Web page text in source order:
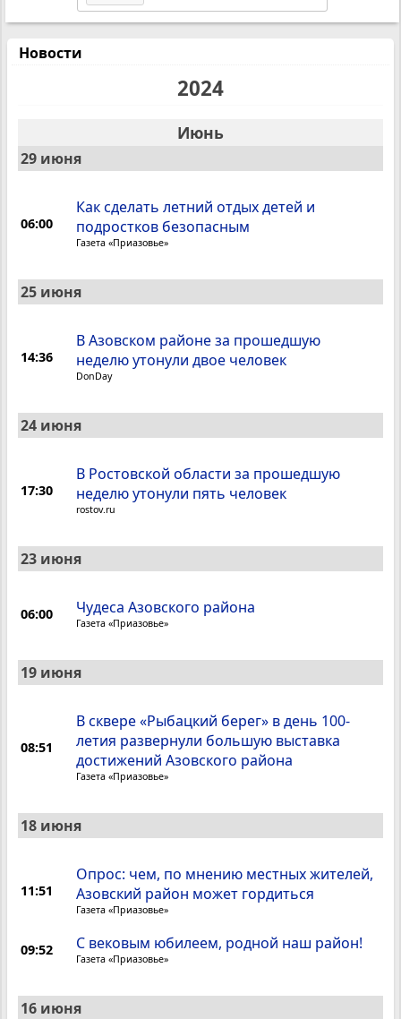
Новости
2024
Июнь
29 июня
06:00
Как сделать летний отдых детей и
подростков безопасным
Газета «Приазовье»
25 июня
14:36
В Азовском районе за прошедшую
неделю утонули двое человек
DonDay
24 июня
17:30
В Ростовской области за прошедшую
неделю утонули пять человек
rostov.ru
23 июня
06:00 Чудеса Азовского района
Газета «Приазовье»
19 июня
08:51
В сквере «Рыбацкий берег» в день 100-
летия развернули большую выставка
достижений Азовского района
Газета «Приазовье»
18 июня
11:51
Опрос: чем, по мнению местных жителей,
Азовский район может гордиться
Газета «Приазовье»
09:52 С вековым юбилеем, родной наш район!
Газета «Приазовье»
16 июня